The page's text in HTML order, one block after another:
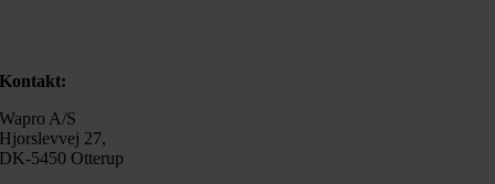
Kontakt:
Wapro A/S
Hjorslevvej 27,
DK-5450 Otterup